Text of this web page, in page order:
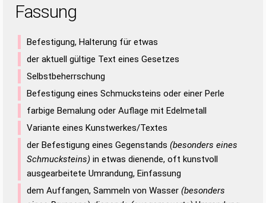
Fassung
Befestigung, Halterung für etwas
der aktuell gültige Text eines Gesetzes
Selbstbeherrschung
Befestigung eines Schmucksteins oder einer Perle
farbige Bemalung oder Auflage mit Edelmetall
Variante eines Kunstwerkes/Textes
der Befestigung eines Gegenstands (besonders eines
Schmucksteins) in etwas dienende, oft kunstvoll
ausgearbeitete Umrandung, Einfassung
dem Auffangen, Sammeln von Wasser (besonders